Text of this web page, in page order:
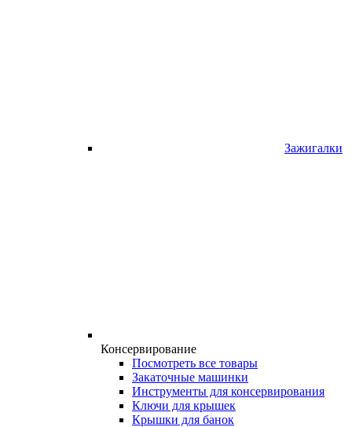
Зажигалки
Консервирование
Посмотреть все товары
Закаточные машинки
Инструменты для консервирования
Ключи для крышек
Крышки для банок